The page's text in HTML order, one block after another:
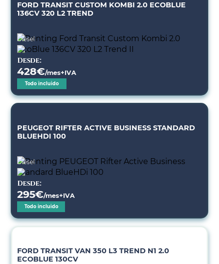
FORD TRANSIT CUSTOM KOMBI 2.0 ECOBLUE
136CV 320 L2 TREND
Diésel
Desde:
428€/mes+IVA
Todo incluido
PEUGEOT RIFTER ACTIVE BUSINESS STANDARD
BLUEHDI 100
Diésel
Desde:
295€/mes+IVA
Todo incluido
FORD TRANSIT VAN 350 L3 TREND N1 2.0
ECOBLUE 130CV